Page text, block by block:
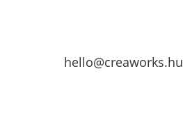
hello@creaworks.hu